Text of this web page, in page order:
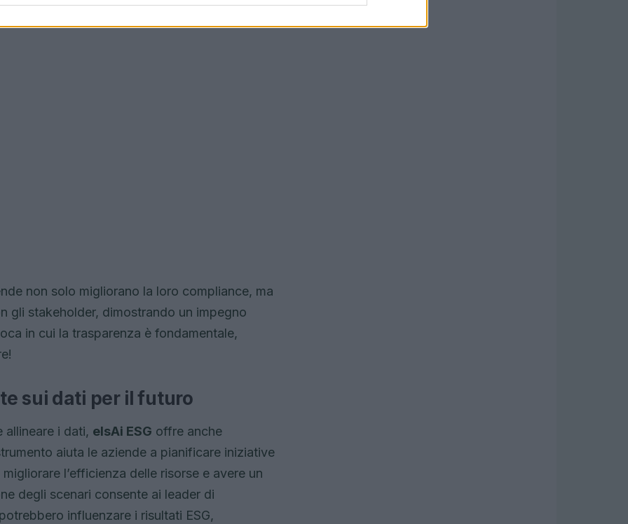
non solo migliorano la loro compliance, ma
gli stakeholder, dimostrando un impegno
in cui la trasparenza è fondamentale,
sui dati per il futuro
allineare i dati, elsAi ESG offre anche
aiuta le aziende a pianificare iniziative
l’efficienza delle risorse e avere un
degli scenari consente ai leader di
influenzare i risultati ESG,